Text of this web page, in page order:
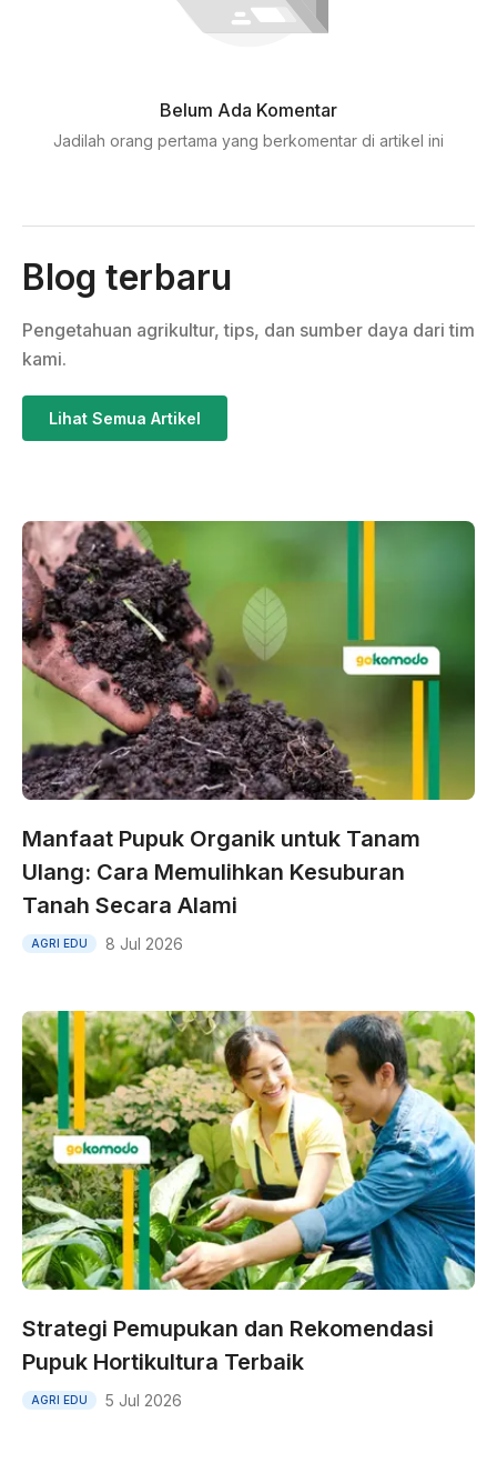
Belum Ada Komentar
Jadilah orang pertama yang berkomentar di artikel ini
Blog terbaru
Pengetahuan agrikultur, tips, dan sumber daya dari tim
kami.
Lihat Semua Artikel
Manfaat Pupuk Organik untuk Tanam
Ulang: Cara Memulihkan Kesuburan
Tanah Secara Alami
AGRI EDU 8 Jul 2026
Strategi Pemupukan dan Rekomendasi
Pupuk Hortikultura Terbaik
AGRI EDU 5 Jul 2026